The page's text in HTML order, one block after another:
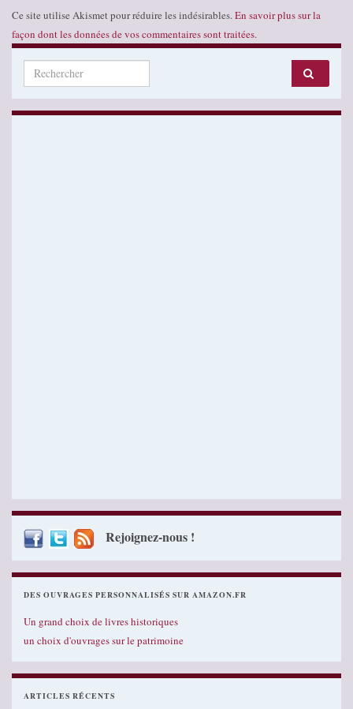
Ce site utilise Akismet pour réduire les indésirables. En savoir plus sur la
façon dont les données de vos commentaires sont traitées.
Search for:
Rejoignez-nous !
DES OUVRAGES PERSONNALISÉS SUR AMAZON.FR
Un grand choix de livres historiques
un choix d'ouvrages sur le patrimoine
ARTICLES RÉCENTS